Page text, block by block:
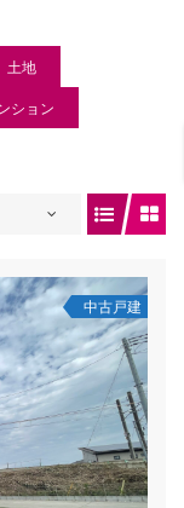
土地
ション
中古戸建